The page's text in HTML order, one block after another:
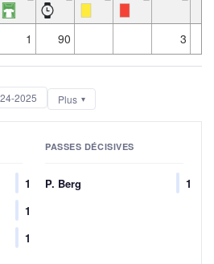
1 90 3
2025 Plus
1
1
1
PASSES DÉCISIVES
P. Berg 1